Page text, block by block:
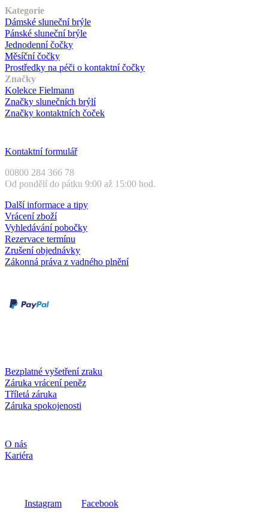
Kategorie
Dámské sluneční brýle
Pánské sluneční brýle
Jednodenní čočky
Měsíční čočky
Prostředky na péči o kontaktní čočky
Značky
Kolekce Fielmann
Značky slunečních brýlí
Značky kontaktních čoček
Kontaktní formulář
00800 284 366 78
Od pondělí do pátku 9:00 až 15:00 hod.
Další informace a tipy
Vrácení zboží
Vyhledávání pobočky
Rezervace termínu
Zrušení objednávky
Zákonná práva z vadného plnění
Bezplatné vyšetření zraku
Záruka vrácení peněz
Tříletá záruka
Záruka spokojenosti
O nás
Kariéra
Instagram Facebook